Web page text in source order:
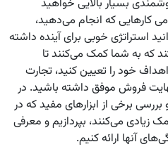
بسیار بالایی خواهید
کارهایی که انجام می‌دهید،
استراتژی خوبی برای آینده داشته
که به شما کمک می‌کنند تا
خود را تعیین کنید، تجارت
فروش موفق داشته باشید. در
برخی از ابزارهای مفید که در
زیادی می‌کنند، بپردازیم و معرفی
آنها ارائه کنیم.